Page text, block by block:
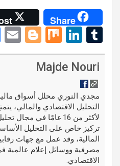
Share
T
u
m
bl
r
Li
n
ke
n
M
ix
Bl
o
er
Majde Nouri
مجدي النوري محلل أسواق
التحليل الاقتصادي والمالي،
لأكثر من 16 عامًا في
تركيز خاص على التحليل
المالية، وقد عمل مع جهات
مصرفية ووسائل إعلام عالمية
الاقتصادي.